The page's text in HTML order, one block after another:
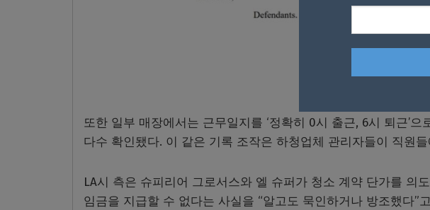
또한 일부 매장에서는 근무일지를 ‘정확히 0시 출근, 6시 퇴근’
다수 확인됐다. 이 같은 기록 조작은 하청업체 관리자들이 직원
LA시 측은 슈피리어 그로서스와 엘 슈퍼가 청소 계약 단가를 의
임금을 지급할 수 없다는 사실을 “알고도 묵인하거나 방조했다”